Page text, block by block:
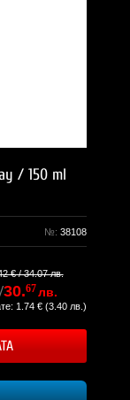
/ 150 ml
№: 38108
€ / 34.07 лв.
30.67лв.
1.74 € (3.40 лв.)